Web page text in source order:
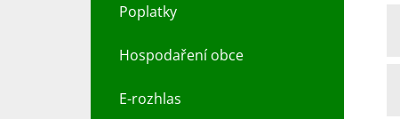
Poplatky
Hospodaření obce
E-rozhlas